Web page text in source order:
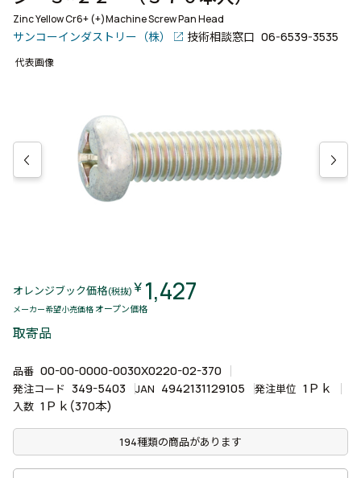
Zinc Yellow Cr6+ (+)Machine Screw Pan Head
サンコーインダストリー（株） 技術相談窓口 06-6539-3535
代表画像
オレンジブック価格(税抜) ￥ 1,427
メーカー希望小売価格 オープン価格
取寄品
品番 00-00-0000-0030X0220-02-370
発注コード 349-5403 JAN 4942131129105 発注単位 1Ｐｋ
入数 1Ｐｋ(370本)
194種類の商品があります